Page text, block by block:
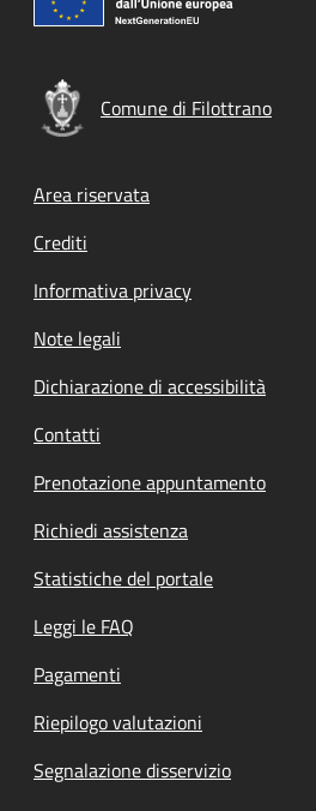
Comune di Filottrano
Footer menu
Area riservata
Crediti
Informativa privacy
Note legali
Dichiarazione di accessibilità
Contatti
Prenotazione appuntamento
Richiedi assistenza
Statistiche del portale
Leggi le FAQ
Pagamenti
Riepilogo valutazioni
Segnalazione disservizio